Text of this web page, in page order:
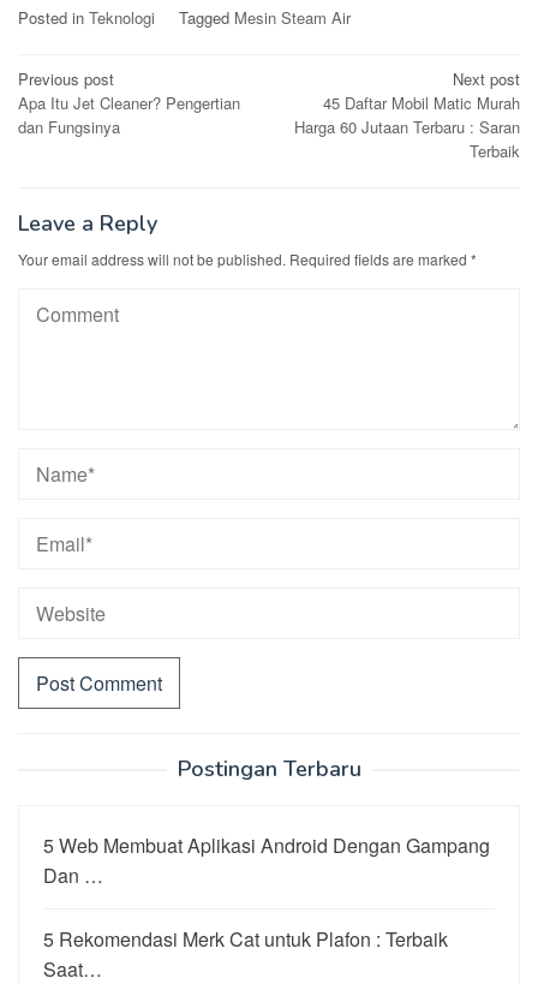
Posted in Teknologi Tagged Mesin Steam Air
Post
navigation
Previous post
Apa Itu Jet Cleaner? Pengertian
dan Fungsinya
Next post
45 Daftar Mobil Matic Murah
Harga 60 Jutaan Terbaru : Saran
Terbaik
Leave a Reply
Your email address will not be published. Required fields are marked *
Postingan Terbaru
5 Web Membuat Aplikasi Android Dengan Gampang
Dan …
5 Rekomendasi Merk Cat untuk Plafon : Terbaik
Saat…